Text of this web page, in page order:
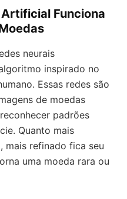
Funciona
neurais
inspirado no
Essas redes são
de moedas
padrões
Quanto mais
mais refinado fica seu
uma moeda rara ou